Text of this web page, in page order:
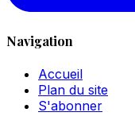
Navigation
Accueil
Plan du site
S'abonner